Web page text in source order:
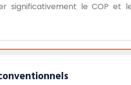
significativement le COP et